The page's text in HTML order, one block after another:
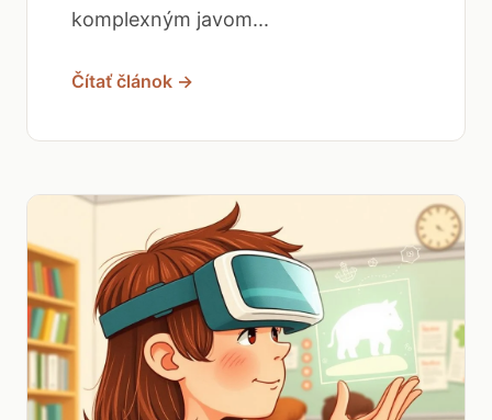
komplexným javom...
Čítať článok →